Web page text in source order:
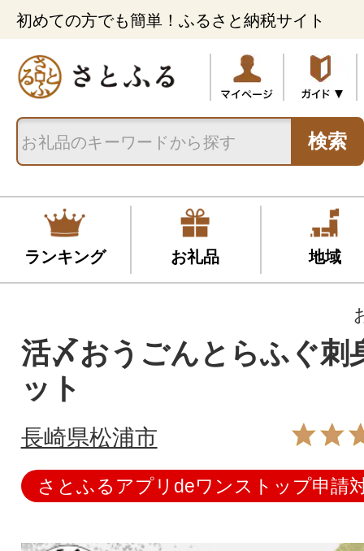
初めての方でも簡単！ふるさと納税サイト
検索
ランキング お礼品 地域
活〆おうごんとらふぐ刺
ット
長崎県松浦市
さとふるアプリdeワンストップ申請